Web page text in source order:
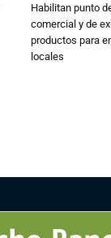
Habilitan punto
comercial y de
productos para
locales